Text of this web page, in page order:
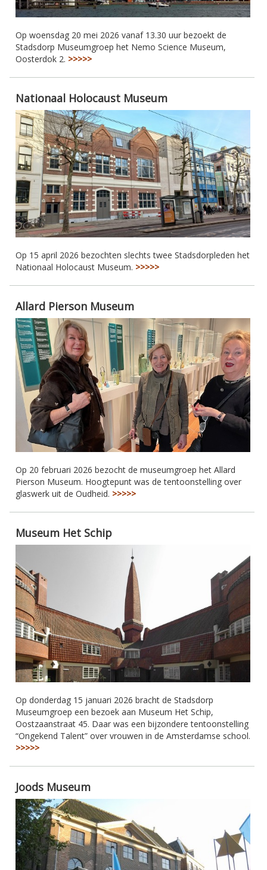
Op woensdag 20 mei 2026 vanaf 13.30 uur bezoekt de
Stadsdorp Museumgroep het Nemo Science Museum,
Oosterdok 2. >>>>>
Nationaal Holocaust Museum
Op 15 april 2026 bezochten slechts twee Stadsdorpleden het
Nationaal Holocaust Museum. >>>>>
Allard Pierson Museum
Op 20 februari 2026 bezocht de museumgroep het Allard
Pierson Museum. Hoogtepunt was de tentoonstelling over
glaswerk uit de Oudheid. >>>>>
Museum Het Schip
Op donderdag 15 januari 2026 bracht de Stadsdorp
Museumgroep een bezoek aan Museum Het Schip,
Oostzaanstraat 45. Daar was een bijzondere tentoonstelling
“Ongekend Talent” over vrouwen in de Amsterdamse school.
>>>>>
Joods Museum